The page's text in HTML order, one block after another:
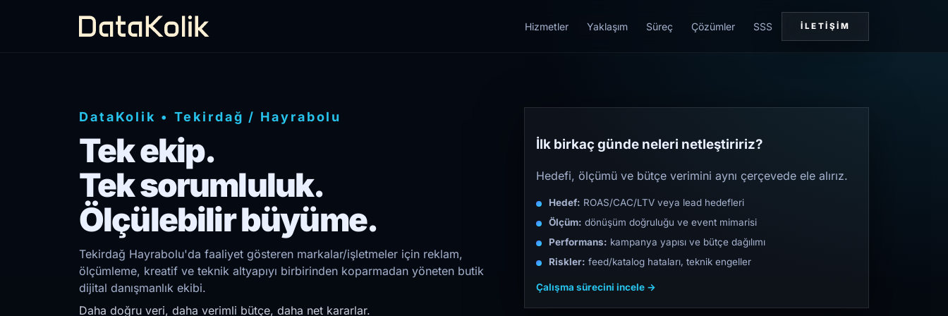
Hizmetler Yaklaşım Süreç Çözümler SSS İLETIŞIM
DataKolik • Tekirdağ / Hayrabolu
Tek ekip.
Tek sorumluluk.
Ölçülebilir büyüme.
Tekirdağ Hayrabolu'da faaliyet gösteren markalar/işletmeler için reklam,
ölçümleme, kreatif ve teknik altyapıyı birbirinden koparmadan yöneten butik
dijital danışmanlık ekibi.
Daha doğru veri, daha verimli bütçe, daha net kararlar.
İlk birkaç günde neleri netleştiririz?
Hedefi, ölçümü ve bütçe verimini aynı çerçevede ele alırız.
Hedef: ROAS/CAC/LTV veya lead hedefleri
Ölçüm: dönüşüm doğruluğu ve event mimarisi
Performans: kampanya yapısı ve bütçe dağılımı
Riskler: feed/katalog hataları, teknik engeller
Çalışma sürecini incele →